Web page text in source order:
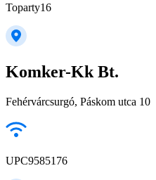
Toparty16
Komker-Kk Bt.
Fehérvárcsurgó, Páskom utca 10
UPC9585176